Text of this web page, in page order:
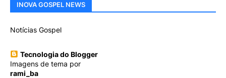
INOVA GOSPEL NEWS
Notícias Gospel
Tecnologia do Blogger
Imagens de tema por
rami_ba